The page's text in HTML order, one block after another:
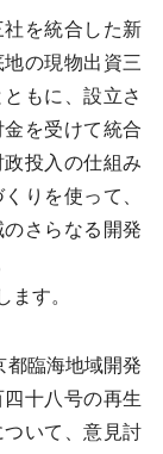
を統合した新
の現物出資三
もに、設立さ
を受けて統合
投入の仕組み
りを使って、
さらなる開発
す。
臨海地域開発
十八号の再生
いて、意見討